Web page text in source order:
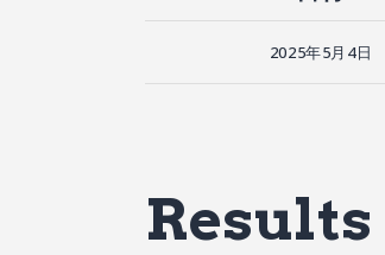
2025年5月4日
Results